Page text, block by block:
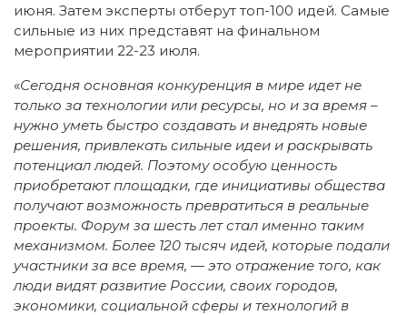
июня. Затем эксперты отберут топ-100 идей. Самые
сильные из них представят на финальном
мероприятии 22-23 июля.
«Сегодня основная конкуренция в мире идет не
только за технологии или ресурсы, но и за время –
нужно уметь быстро создавать и внедрять новые
решения, привлекать сильные идеи и раскрывать
потенциал людей. Поэтому особую ценность
приобретают площадки, где инициативы общества
получают возможность превратиться в реальные
проекты. Форум за шесть лет стал именно таким
механизмом. Более 120 тысяч идей, которые подали
участники за все время, — это отражение того, как
люди видят развитие России, своих городов,
экономики, социальной сферы и технологий в